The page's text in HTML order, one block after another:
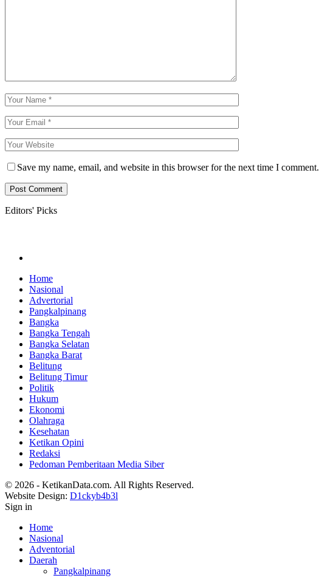
Save my name, email, and website in this browser for the next time I comment.
Editors' Picks
Home
Nasional
Advertorial
Pangkalpinang
Bangka
Bangka Tengah
Bangka Selatan
Bangka Barat
Belitung
Belitung Timur
Politik
Hukum
Ekonomi
Olahraga
Kesehatan
Ketikan Opini
Redaksi
Pedoman Pemberitaan Media Siber
© 2026 - KetikanData.com. All Rights Reserved.
Website Design: D1ckyb4b3l
Sign in
Home
Nasional
Adventorial
Daerah
Pangkalpinang